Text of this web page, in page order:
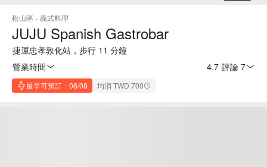
松山區 · 義式料理
JUJU Spanish Gastrobar
捷運忠孝敦化站，步行 11 分鐘
營業時間
4.7· 評論 7
最早可預訂：08/08 均消 TWD 700